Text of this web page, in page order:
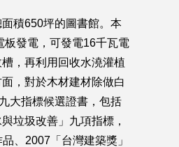
積650坪的圖書館。本
發電，可發電16千瓦電
，再利用回收水澆灌植
，對於木材建材除做白
大指標候選證書，包括
垃圾改善」九項指標，
、2007「台灣建築獎」